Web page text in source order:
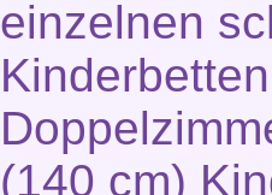
einzelnen
(140 cm)